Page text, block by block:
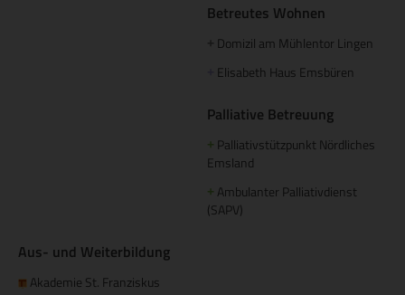
Betreutes Wohnen
Domizil am Mühlentor Lingen
Elisabeth Haus Emsbüren
Palliative Betreuung
+ Palliativstützpunkt Nördliches
Emsland
+ Ambulanter Palliativdienst
(SAPV)
Aus- und Weiterbildung
Akademie St. Franziskus